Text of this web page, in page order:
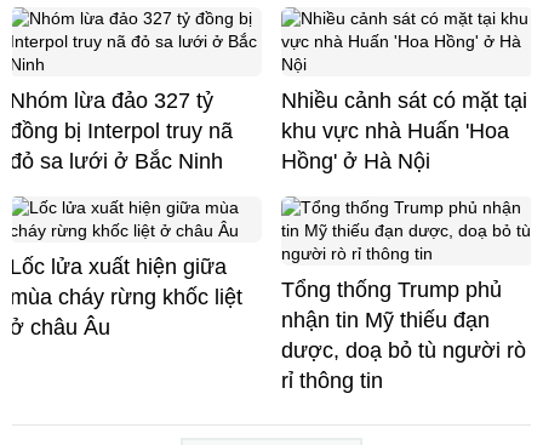
Nhóm lừa đảo 327 tỷ
đồng bị Interpol truy nã
đỏ sa lưới ở Bắc Ninh
Nhiều cảnh sát có mặt tại
khu vực nhà Huấn 'Hoa
Hồng' ở Hà Nội
Lốc lửa xuất hiện giữa
mùa cháy rừng khốc liệt
ở châu Âu
Tổng thống Trump phủ
nhận tin Mỹ thiếu đạn
dược, doạ bỏ tù người rò
rỉ thông tin